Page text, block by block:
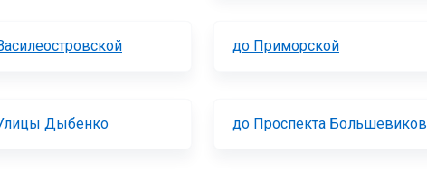
до Приморской
Дыбенко до Проспекта Большевиков